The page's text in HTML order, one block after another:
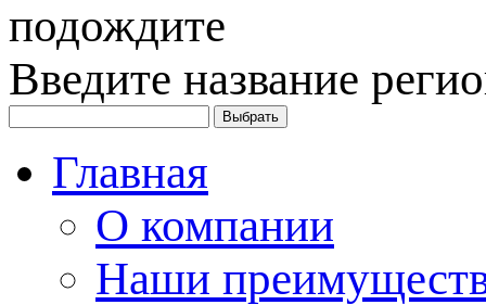
Введите название
Главная
О компании
Наши